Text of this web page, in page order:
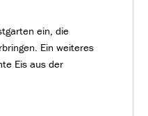
ein, die
Ein weiteres
Eis aus der